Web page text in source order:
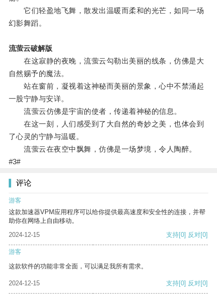
它们轻盈地飞舞，散发出温暖而柔和的光芒，如同一场
幻影舞蹈。
流萤云破解版
在这寂静的夜晚，流萤云勾勒出美丽的线条，仿佛是大
自然赐予的魔法。
站在窗前，凝视着这神秘而美丽的景象，心中不禁涌起
一股宁静与安详。
流萤云仿佛是宇宙的使者，传递着神秘的信息。
在这一刻，人们感受到了大自然的奇妙之美，也体会到
了心灵的宁静与温暖。
流萤云在夜空中飘舞，仿佛是一场梦境，令人陶醉。
#3#
评论
游客
这款加速器VPM应用程序可以给你提供最高速度和安全性的连接，并帮
助你在网络上自由移动。
2024-12-15
支持[0] 反对[0]
游客
这款软件的功能非常全面，可以满足我所有需求。
2024-12-15 支持[0] 反对[0]